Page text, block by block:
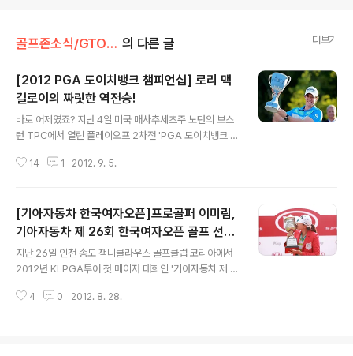
골프존소식/GTOUR 의 다른 글 더보기
[2012 PGA 도이치뱅크 챔피언십] 로리 맥
길로이의 짜릿한 역전승!
바로 어제였죠? 지난 4일 미국 매사추세츠주 노턴의 보스
턴 TPC에서 열린 플레이오프 2차전 'PGA 도이치뱅크 챔
돌리고 최종합계 20언더파 264타를 기록하며 역전승을
이번 우승은 무엇보다 1,000만 달러의 천문학적인 우승상
금이 걸린 페덱스컵 시리즈에서 일찌감치 1승을 수확했다
는 것에 의미가 있습니다. 포인트 랭킹 1위로 3차전 BMW
챔피언십에 나서는 것과 동시에 최종 4차전 투어 챔피언십
에서는 적어도 '톱5'를 확보할 수 있어, 최종 우승까지 내다
볼 수 있는 동력을 마련하게 된 것이죠. ^^ 맥길로이의 막판
14 1 2012. 9. 5.
[기아자동차 한국여자오픈]프로골퍼 이미림,
기아자동차 제 26회 한국여자오픈 골프 선수
대회 ‘메이저 퀸’ 등극!
지난 26일 인천 송도 잭니클라우스 골프클럽 코리아에서
2012년 KLPGA투어 첫 메이저 대회인 '기아자동차 제 2
대회의 마지막 날은 2만 명의 갤러리가 몰려드는 뜨거운
4 0 2012. 8. 28.